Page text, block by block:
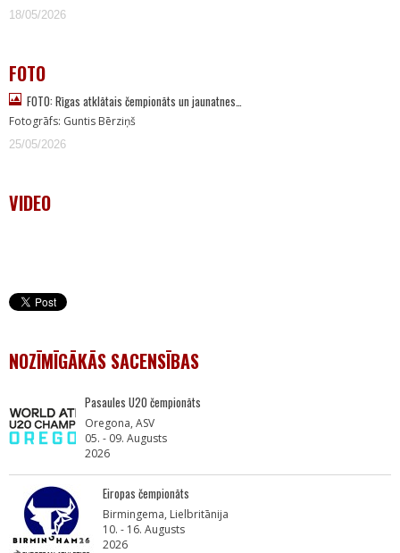
18/05/2026
FOTO
FOTO: Rīgas atklātais čempionāts un jaunatnes…
Fotogrāfs: Guntis Bērziņš
25/05/2026
VIDEO
NOZĪMĪGĀKĀS SACENSĪBAS
Pasaules U20 čempionāts
Oregona, ASV
05. - 09. Augusts
2026
Eiropas čempionāts
Birmingema, Lielbritānija
10. - 16. Augusts
2026